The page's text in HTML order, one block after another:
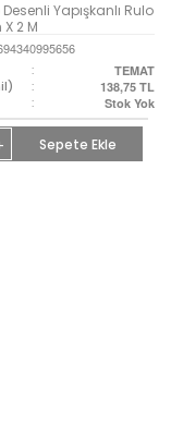
Yapışkanlı Rulo
2 M
: TEMAT
: 138,75 TL
: Stok Yok
Sepete Ekle